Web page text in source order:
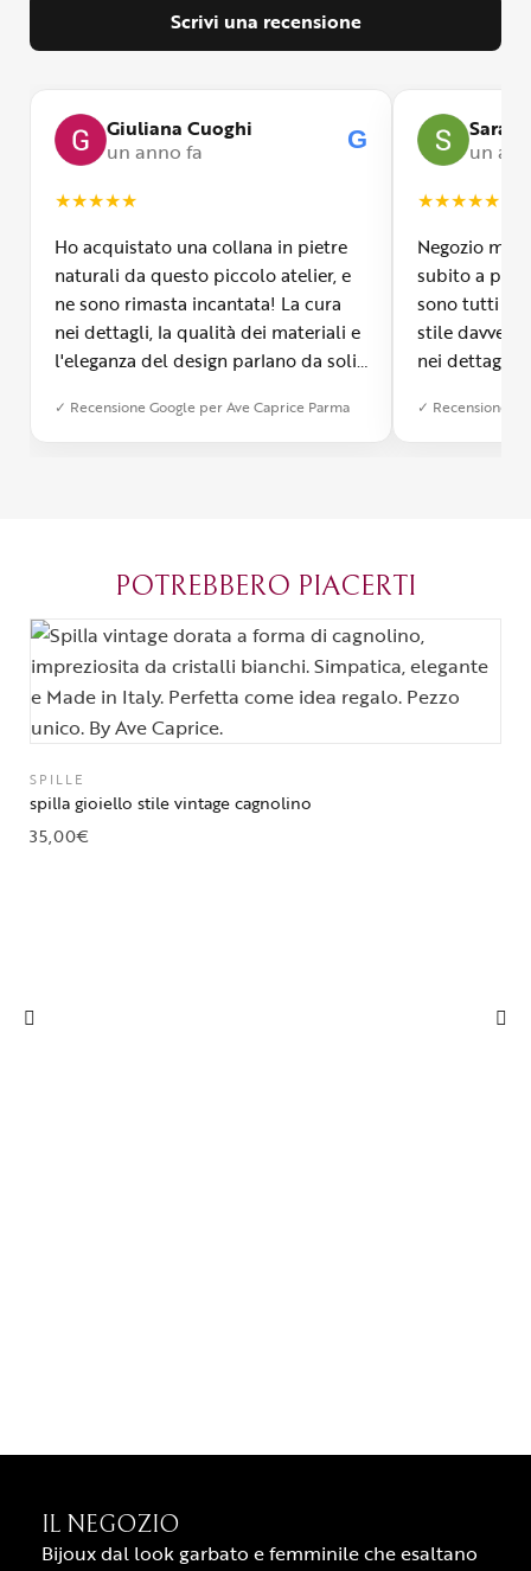
Scrivi una recensione
Giuliana Cuoghi
un anno fa
G
★★★★★
Ho acquistato una collana in pietre
naturali da questo piccolo atelier, e
ne sono rimasta incantata! La cura
nei dettagli, la qualità dei materiali e
l'eleganza del design parlano da soli.
stato impeccabile: veloce, preciso e
✓ Recensione Google per Ave Caprice Parma
Sara
un
★★★★★
Negozio
subito a
sono tutti
stile davvero
nei dettagli,
qualità e si
✓ Recensione
POTREBBERO PIACERTI
SPILLE
spilla gioiello stile vintage cagnolino
35,00€
IL NEGOZIO
Bijoux dal look garbato e femminile che esaltano